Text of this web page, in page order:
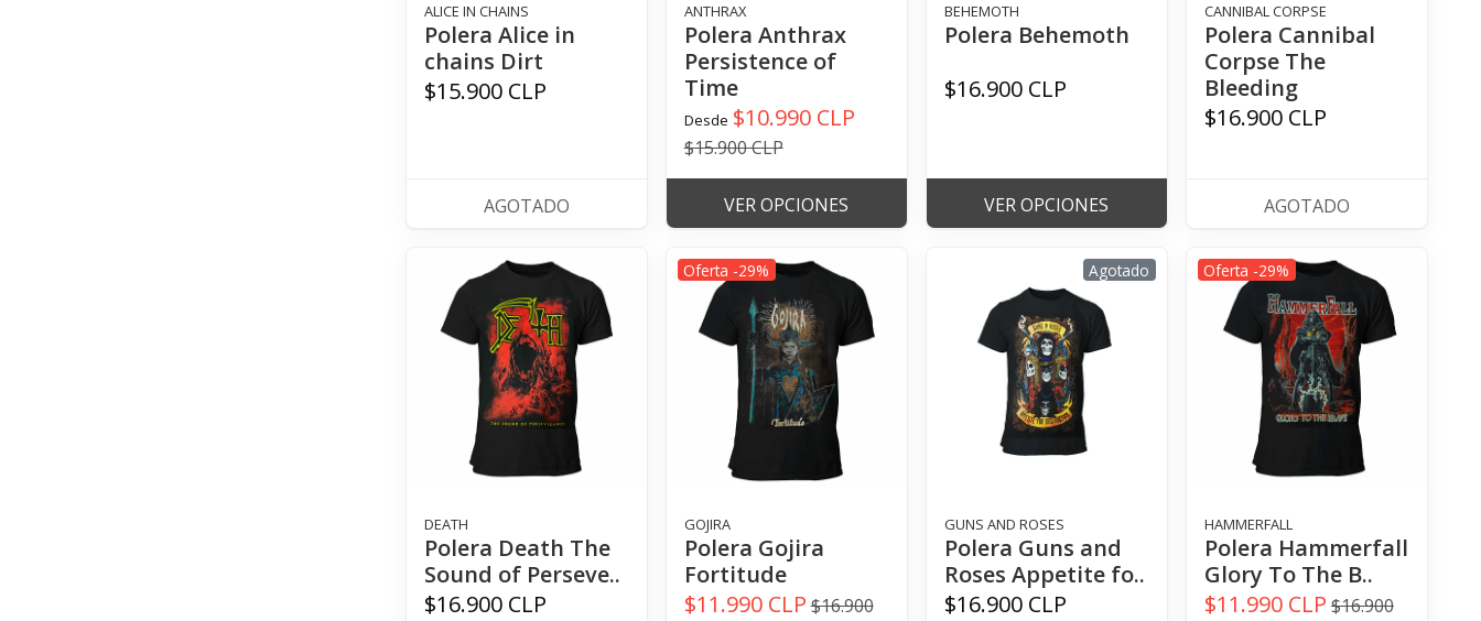
ALICE IN CHAINS
Polera Alice in
chains Dirt
$15.900 CLP
AGOTADO
ANTHRAX
Polera Anthrax
Persistence of
Time
Desde $10.990 CLP
$15.900 CLP
VER OPCIONES
BEHEMOTH
Polera Behemoth
$16.900 CLP
VER OPCIONES
CANNIBAL CORPSE
Polera Cannibal
Corpse The
Bleeding
$16.900 CLP
AGOTADO
DEATH
Polera Death The
Sound of Perseve..
$16.900 CLP
Oferta -29%
GOJIRA
Polera Gojira
Fortitude
$11.990 CLP $16.900
Agotado
GUNS AND ROSES
Polera Guns and
Roses Appetite fo..
$16.900 CLP
Oferta -29%
HAMMERFALL
Polera Hammerfall
Glory To The B..
$11.990 CLP $16.900